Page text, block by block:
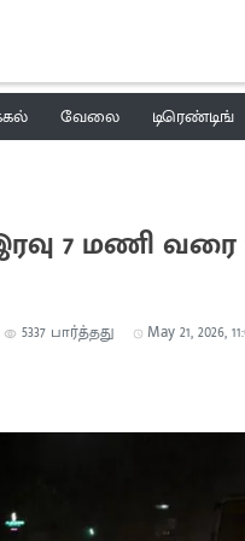
வேலை டிரெண்டிங்
7 மணி
5337 பார்த்தது May 21, 2026,